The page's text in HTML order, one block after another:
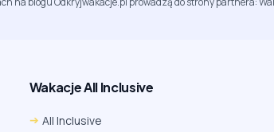
Wakacje All Inclusive
All Inclusive